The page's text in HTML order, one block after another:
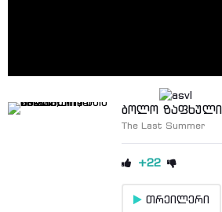
ბოლო ზაფხული
The Last Summer
+22
თრეილერი